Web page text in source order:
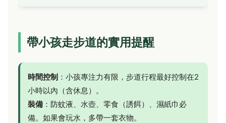
帶小孩走步道的實用提醒
時間控制 ：小孩專注力有限，步道行程最好控制在2
小時以內（含休息）。
裝備 ：防蚊液、水壺、零食（誘餌）、濕紙巾必
備。如果會玩水，多帶一套衣物。